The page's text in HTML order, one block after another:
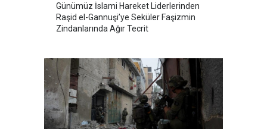
Günümüz İslami Hareket Liderlerinden
Raşid el-Gannuşi’ye Seküler Faşizmin
Zindanlarında Ağır Tecrit